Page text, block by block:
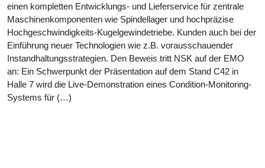
einen kompletten Entwicklungs- und Lieferservice für zentrale
Maschinenkomponenten wie Spindellager und hochpräzise
Hochgeschwindigkeits-Kugelgewindetriebe. Kunden auch bei der
Einführung neuer Technologien wie z.B. vorausschauender
Instandhaltungsstrategien. Den Beweis tritt NSK auf der EMO
an: Ein Schwerpunkt der Präsentation auf dem Stand C42 in
Halle 7 wird die Live-Demonstration eines Condition-Monitoring-
Systems für (…)